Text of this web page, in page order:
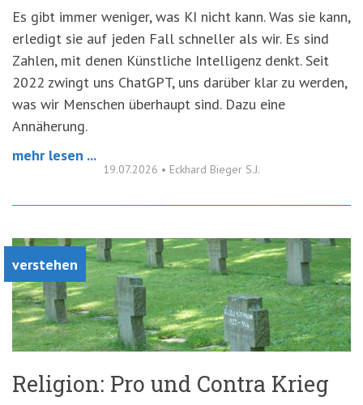
Es gibt immer weniger, was KI nicht kann. Was sie kann,
erledigt sie auf jeden Fall schneller als wir. Es sind
Zahlen, mit denen Künstliche Intelligenz denkt. Seit
2022 zwingt uns ChatGPT, uns darüber klar zu werden,
was wir Menschen überhaupt sind. Dazu eine
Annäherung.
mehr lesen ...
19.07.2026 • Eckhard Bieger S.J.
verstehen
Religion: Pro und Contra Krieg